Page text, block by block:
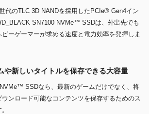
代のTLC 3D NANDを採用したPCIe® Gen4イン
SN7100 NVMe™ SSDは、外出先でも
ーゲーマーが求める速度と電力効率を発揮しま
や新しいタイトルを保存できる大容量
SSDなら、最新のゲームだけでなく、将
ンロード可能なコンテンツを保存するためのス